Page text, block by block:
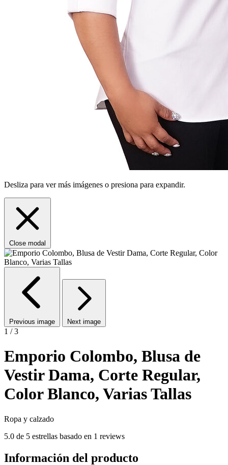
Desliza para ver más imágenes o presiona para expandir.
Close modal
Previous image Next image
1 / 3
Emporio Colombo, Blusa de
Vestir Dama, Corte Regular,
Color Blanco, Varias Tallas
Ropa y calzado
5.0 de 5 estrellas basado en 1 reviews
Información del producto